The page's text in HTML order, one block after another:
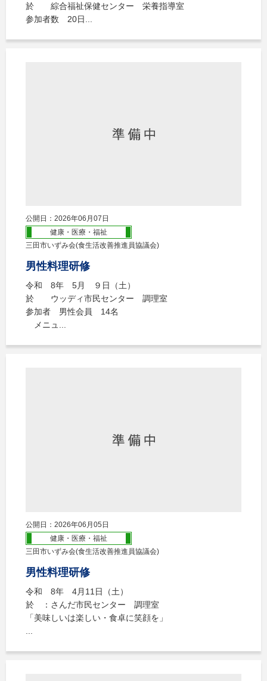
於 綜合福祉保健センター 栄養指導室
参加者数 20日...
公開日：2026年06月07日
健康・医療・福祉
三田市いずみ会(食生活改善推進員協議会)
男性料理研修
令和 8年 5月 ９日（土）
於 ウッディ市民センター 調理室
参加者 男性会員 14名
メニュ...
公開日：2026年06月05日
健康・医療・福祉
三田市いずみ会(食生活改善推進員協議会)
男性料理研修
令和 8年 4月11日（土）
於 ：さんだ市民センター 調理室
「美味しいは楽しい・食卓に笑顔を」